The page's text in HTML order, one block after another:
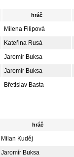
hráč
Milena Filipová
Kateřina Rusá
Jaromír Buksa
Jaromír Buksa
Břetislav Basta
hráč
Milan Kuděj
Jaromír Buksa